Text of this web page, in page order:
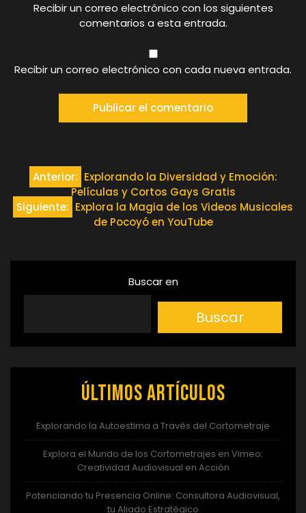
Recibir un correo electrónico con los siguientes
comentarios a esta entrada.
Recibir un correo electrónico con cada nueva entrada.
Navegación
de
Anterior: Explorando la Diversidad y Emoción:
Películas y Cortos Gays Gratis
Siguiente: Explora la Magia de los Videos Musicales
de Pocoyó en YouTube
Buscar en
Buscar
Últimos artículos
Explorando la Autoestima a Través del Cortometraje
Explora el Mundo de los Cortometrajes en Vimeo:
Creatividad Audiovisual en Acción
Potenciando tu Presencia Online: Consultora Audiovisual,
tu Aliado Estratégico